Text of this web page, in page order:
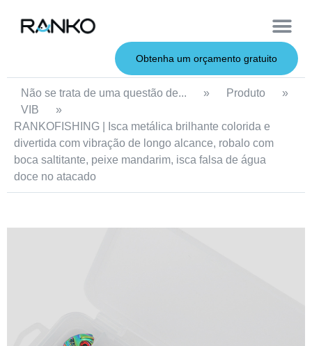
Obtenha um orçamento gratuito
Não se trata de uma questão de... » Produto
»
VIB
»
RANKOFISHING | Isca metálica brilhante colorida e
divertida com vibração de longo alcance, robalo com
boca saltitante, peixe mandarim, isca falsa de água
doce no atacado